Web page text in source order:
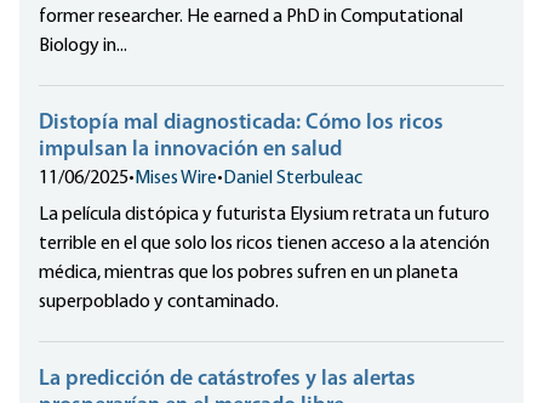
former researcher. He earned a PhD in Computational
Biology in...
Distopía mal diagnosticada: Cómo los ricos
impulsan la innovación en salud
11/06/2025• Mises Wire• Daniel Sterbuleac
La película distópica y futurista Elysium retrata un futuro
terrible en el que solo los ricos tienen acceso a la atención
médica, mientras que los pobres sufren en un planeta
superpoblado y contaminado.
La predicción de catástrofes y las alertas